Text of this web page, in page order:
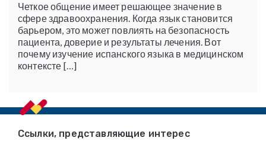
Четкое общение имеет решающее значение в
сфере здравоохранения. Когда язык становится
барьером, это может повлиять на безопасность
пациента, доверие и результаты лечения. Вот
почему изучение испанского языка в медицинском
контексте […]
FooterСсылки, представляющие интерес